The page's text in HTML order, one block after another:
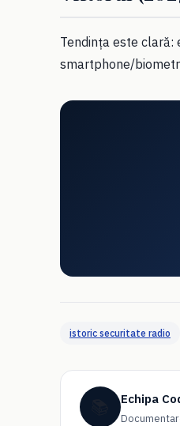
Tendința este
smartphone/
istoric securitate radio
Echipa